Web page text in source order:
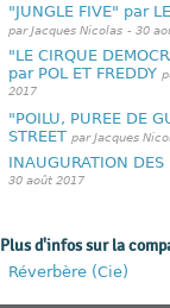
"JUNGLE FIVE" par
par Jacques Nicolas - 30
"LE CIRQUE
par POL ET FREDDY
2017
"POILU, PUREE DE
STREET par Jacques
INAUGURATION DES
30 août 2017
Plus d'infos sur la
Réverbère (Cie)